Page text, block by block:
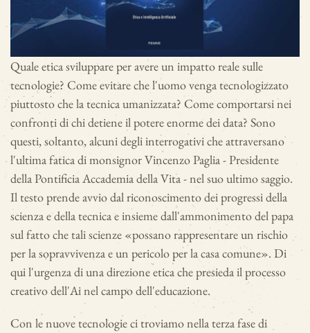
Quale etica sviluppare per avere un impatto reale sulle
tecnologie? Come evitare che l'uomo venga tecnologizzato
piuttosto che la tecnica umanizzata? Come comportarsi nei
confronti di chi detiene il potere enorme dei data? Sono
questi, soltanto, alcuni degli interrogativi che attraversano
l'ultima fatica di monsignor Vincenzo Paglia - Presidente
della Pontificia Accademia della Vita - nel suo ultimo saggio.
Il testo prende avvio dal riconoscimento dei progressi della
scienza e della tecnica e insieme dall'ammonimento del papa
sul fatto che tali scienze «possano rappresentare un rischio
per la sopravvivenza e un pericolo per la casa comune». Di
qui l'urgenza di una direzione etica che presieda il processo
creativo dell'Ai nel campo dell'educazione.
Con le nuove tecnologie ci troviamo nella terza fase di